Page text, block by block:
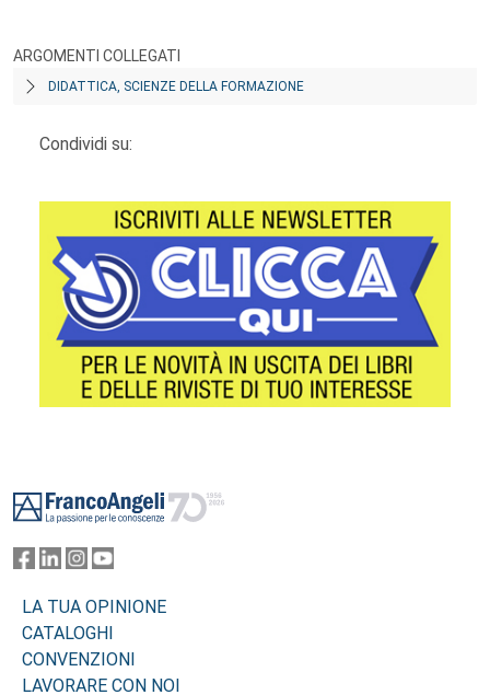
ARGOMENTI COLLEGATI
DIDATTICA, SCIENZE DELLA FORMAZIONE
Condividi su:
LA TUA OPINIONE
CATALOGHI
CONVENZIONI
LAVORARE CON NOI